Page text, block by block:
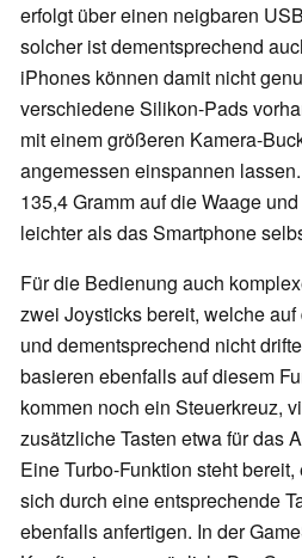
erfolgt über einen neigbaren
solcher ist dementsprechend
iPhones können damit nicht
verschiedene Silikon-Pads
mit einem größeren Kamera-
angemessen einspannen
135,4 Gramm auf die Waage
leichter als das Smartphone
Für die Bedienung auch
zwei Joysticks bereit, welche
und dementsprechend nicht
basieren ebenfalls auf diesem
kommen noch ein Steuerkreuz,
zusätzliche Tasten etwa für das
Eine Turbo-Funktion steht
sich durch eine entsprechende
ebenfalls anfertigen. In der